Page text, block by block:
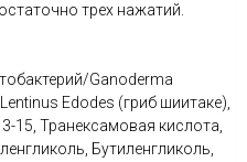
трех нажатий.
Ganoderma
Edodes (гриб шиитаке),
15, Транексамовая кислота,
Бутиленгликоль,